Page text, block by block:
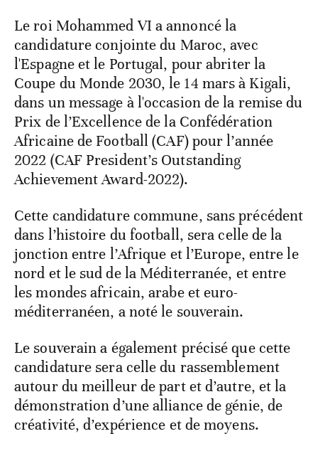
Le roi Mohammed VI a annoncé la
candidature conjointe du Maroc, avec
l'Espagne et le Portugal, pour abriter la
Coupe du Monde 2030, le 14 mars à Kigali,
dans un message à l'occasion de la remise du
Prix de l’Excellence de la Confédération
Africaine de Football (CAF) pour l’année
2022 (CAF President’s Outstanding
Achievement Award-2022).
Cette candidature commune, sans précédent
dans l’histoire du football, sera celle de la
jonction entre l’Afrique et l’Europe, entre le
nord et le sud de la Méditerranée, et entre
les mondes africain, arabe et euro-
méditerranéen, a noté le souverain.
Le souverain a également précisé que cette
candidature sera celle du rassemblement
autour du meilleur de part et d’autre, et la
démonstration d’une alliance de génie, de
créativité, d’expérience et de moyens.